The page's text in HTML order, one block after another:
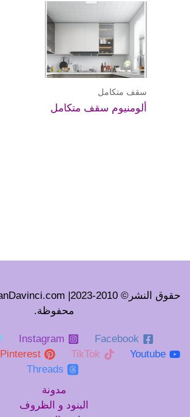
سقف متكامل
ألومنيوم سقف متكامل
محفوظة.
Facebook
Instagram
Youtube
TikTok
Pinterest
Threads
مدونة
البنود و الظروف